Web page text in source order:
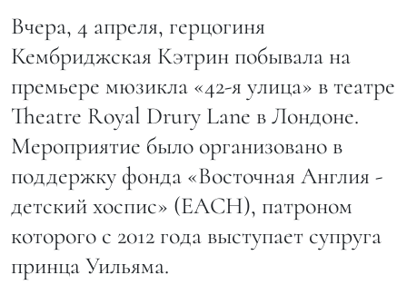
Вчера, 4 апреля, герцогиня
Кембриджская Кэтрин побывала на
премьере мюзикла «42-я улица» в театре
Theatre Royal Drury Lane в Лондоне.
Мероприятие было организовано в
поддержку фонда «Восточная Англия -
детский хоспис» (EACH), патроном
которого с 2012 года выступает супруга
принца Уильяма.